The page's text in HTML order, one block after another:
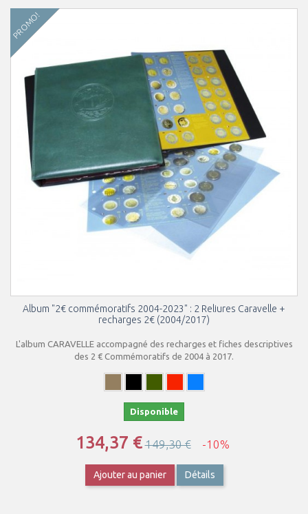
PROMO!
Album "2€ commémoratifs 2004-2023" : 2 Reliures Caravelle +
recharges 2€ (2004/2017)
L'album CARAVELLE accompagné des recharges et fiches descriptives
des 2 € Commémoratifs de 2004 à 2017.
Disponible
134,37 €149,30 € -10%
Ajouter au panier Détails